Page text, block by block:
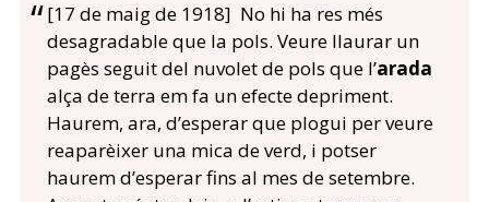
[17 de maig de 1918] No hi ha res més
desagradable que la pols. Veure llaurar un
pagès seguit del nuvolet de pols que l’arada
alça de terra em fa un efecte depriment.
Haurem, ara, d’esperar que plogui per veure
reaparèixer una mica de verd, i potser
haurem d’esperar fins al mes de setembre.